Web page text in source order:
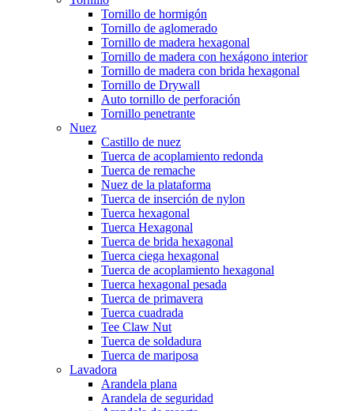
Tornillo de hormigón
Tornillo de aglomerado
Tornillo de madera hexagonal
Tornillo de madera con hexágono interior
Tornillo de madera con brida hexagonal
Tornillo de Drywall
Auto tornillo de perforación
Tornillo penetrante
Nuez
Castillo de nuez
Tuerca de acoplamiento redonda
Tuerca de remache
Nuez de la plataforma
Tuerca de inserción de nylon
Tuerca hexagonal
Tuerca Hexagonal
Tuerca de brida hexagonal
Tuerca ciega hexagonal
Tuerca de acoplamiento hexagonal
Tuerca hexagonal pesada
Tuerca de primavera
Tuerca cuadrada
Tee Claw Nut
Tuerca de soldadura
Tuerca de mariposa
Lavadora
Arandela plana
Arandela de seguridad